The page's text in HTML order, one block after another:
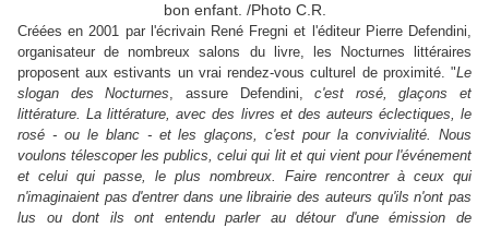
bon enfant. /Photo C.R.
Créées en 2001 par l'écrivain René Fregni et l'éditeur Pierre Defendini,
organisateur de nombreux salons du livre, les Nocturnes littéraires
proposent aux estivants un vrai rendez-vous culturel de proximité. "Le
slogan des Nocturnes, assure Defendini,c'est rosé, glaçons et
littérature. La littérature, avec des livres et des auteurs éclectiques, le
rosé - ou le blanc - et les glaçons, c'est pour la convivialité. Nous
voulons télescoper les publics, celui qui lit et qui vient pour l'événement
et celui qui passe, le plus nombreux. Faire rencontrer à ceux qui
n'imaginaient pas d'entrer dans une librairie des auteurs qu'ils n'ont pas
lus ou dont ils ont entendu parler au détour d'une émission de